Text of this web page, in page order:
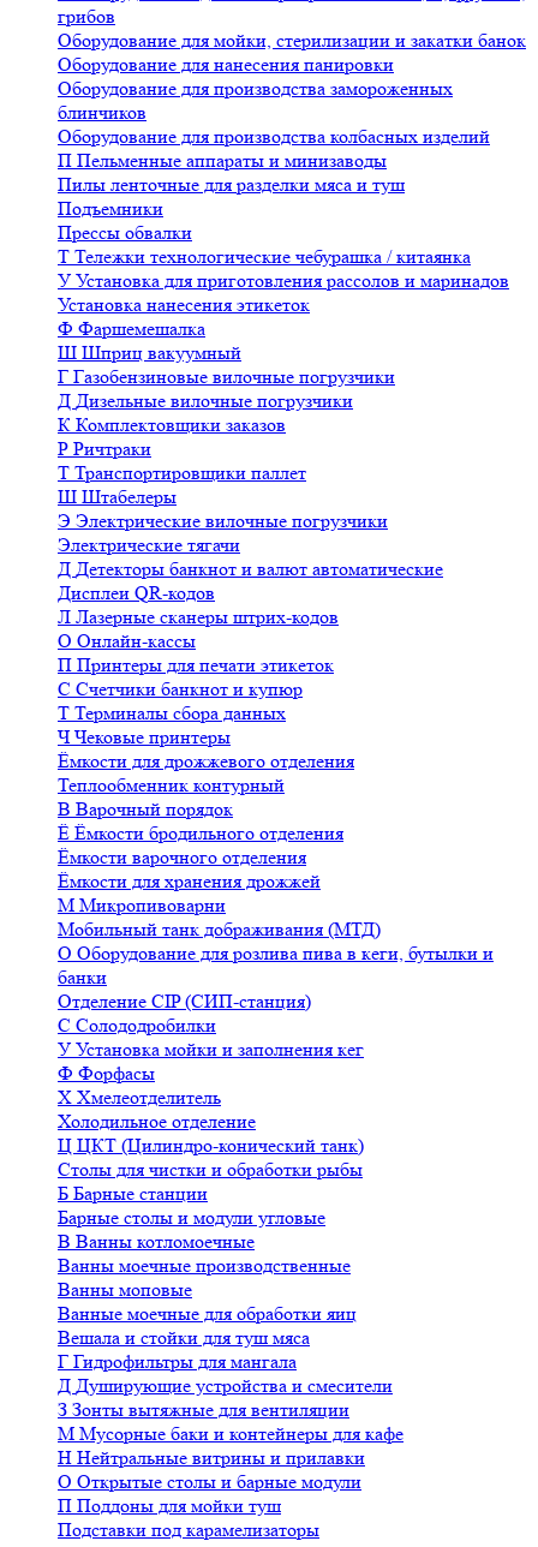
грибов
Оборудование для мойки, стерилизации и закатки банок
Оборудование для нанесения панировки
Оборудование для производства замороженных
блинчиков
Оборудование для производства колбасных изделий
П Пельменные аппараты и минизаводы
Пилы ленточные для разделки мяса и туш
Подъемники
Прессы обвалки
Т Тележки технологические чебурашка / китаянка
У Установка для приготовления рассолов и маринадов
Установка нанесения этикеток
Ф Фаршемешалка
Ш Шприц вакуумный
Г Газобензиновые вилочные погрузчики
Д Дизельные вилочные погрузчики
К Комплектовщики заказов
Р Ричтраки
Т Транспортировщики паллет
Ш Штабелеры
Э Электрические вилочные погрузчики
Электрические тягачи
Д Детекторы банкнот и валют автоматические
Дисплеи QR-кодов
Л Лазерные сканеры штрих-кодов
О Онлайн-кассы
П Принтеры для печати этикеток
С Счетчики банкнот и купюр
Т Терминалы сбора данных
ЧЧековые принтеры
Ёмкости для дрожжевого отделения
Теплообменник контурный
В Варочный порядок
Ё Ёмкости бродильного отделения
Ёмкости варочного отделения
Ёмкости для хранения дрожжей
М Микропивоварни
Мобильный танк дображивания (МТД)
О Оборудование для розлива пива в кеги, бутылки и
банки
Отделение CIP (СИП-станция)
С Солододробилки
У Установка мойки и заполнения кег
Ф Форфасы
Х Хмелеотделитель
Холодильное отделение
Ц ЦКТ (Цилиндро-конический танк)
Столы для чистки и обработки рыбы
Б Барные станции
Барные столы и модули угловые
В Ванны котломоечные
Ванны моечные производственные
Ванны моповые
Ванные моечные для обработки яиц
Вешала и стойки для туш мяса
Г Гидрофильтры для мангала
Д Душирующие устройства и смесители
З Зонты вытяжные для вентиляции
М Мусорные баки и контейнеры для кафе
Н Нейтральные витрины и прилавки
О Открытые столы и барные модули
П Поддоны для мойки туш
Подставки под карамелизаторы